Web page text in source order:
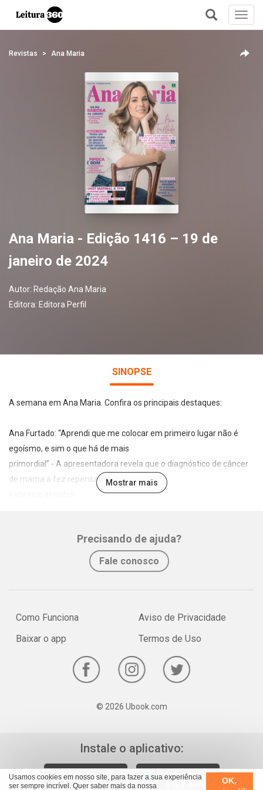
Usamos cookies em nosso site, para fazer a sua experiência
ser sempre incrível. Quer saber mais da nossa
OK,
+
Revistas Ana Maria
Ana Maria - Edição 1416 – 19 de
janeiro de 2024
Autor: Redação Ana Maria
Editora: Editora Perfil
SINOPSE
A semana em Ana Maria. Confira os principais destaques:
Ana Furtado: “Aprendi que me colocar em primeiro lugar não é
egoísmo, e sim o que há de mais
primordial” - A apresentadora revela que o diagnóstico de câncer
de mama a fez repensar
• Armário-cápsula: Tenha um guarda-roupa de apenas 30 peças e
ande sempre bem-vestida.
• Shot matinal X TPM : 6 receitas para... Acabar com a cólica,
• Faça o teste: Você gasta demais? Se precisar economizar, temos
Mostrar mais
Precisando de ajuda?
Fale conosco
Como Funciona
Baixar o app
Aviso de Privacidade
Termos de Uso
© 2026 Ubook.com
Instale o aplicativo: